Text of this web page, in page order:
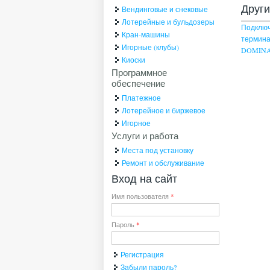
Вендинговые и снековые
Лотерейные и бульдозеры
Кран-машины
Игорные (клубы)
Киоски
Программное
обеспечение
Платежное
Лотерейное и биржевое
Игорное
Услуги и работа
Места под установку
Ремонт и обслуживание
Вход на сайт
Имя пользователя *
Пароль *
Регистрация
Забыли пароль?